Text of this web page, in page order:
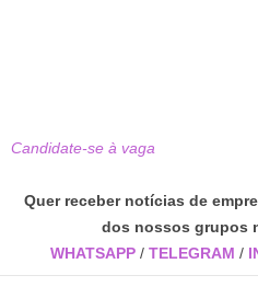
Candidate-se à vaga
Quer receber notícias de
dos nossos grupos
WHATSAPP / TELEGRAM /